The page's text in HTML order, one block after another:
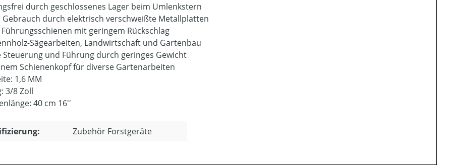
durch geschlossenes Lager beim Umlenkstern
Gebrauch durch elektrisch verschweißte Metallplatten
mit geringem Rückschlag
Sägearbeiten, Landwirtschaft und Gartenbau
Steuerung und Führung durch geringes Gewicht
Schienenkopf für diverse Gartenarbeiten
1,6 MM
3/8 Zoll
40 cm 16''
Zubehör Forstgeräte